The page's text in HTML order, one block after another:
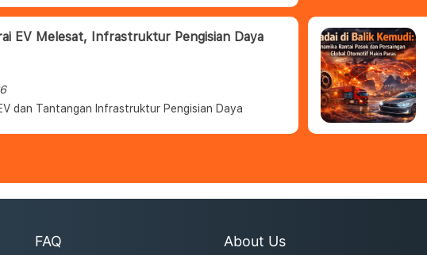
EV Melesat, Infrastruktur Pengisian Daya
dan Tantangan Infrastruktur Pengisian Daya
FAQ
About Us